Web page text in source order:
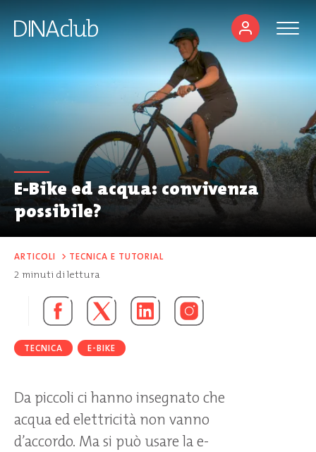
E-Bike ed acqua: convivenza
possibile?
ARTICOLI > TECNICA E TUTORIAL
2 minuti di lettura
TECNICA E-BIKE
Da piccoli ci hanno insegnato che
acqua ed elettricità non vanno
d’accordo. Ma si può usare la e-